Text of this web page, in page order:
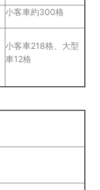
小客車約300格
小客車218格、大型
車12格